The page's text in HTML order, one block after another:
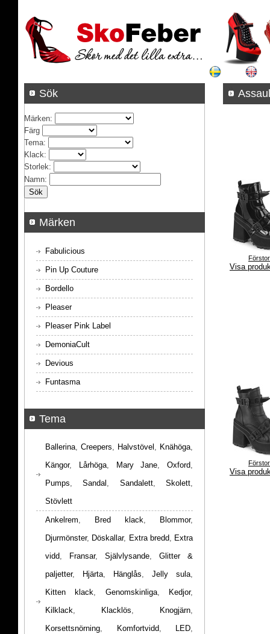
Visa
Visa
Sök
Märken:
Färg
Tema:
Klack:
Storlek:
Namn:
Märken
Fabulicious
Pin Up Couture
Bordello
Pleaser
Pleaser Pink Label
DemoniaCult
Devious
Funtasma
Tema
Ballerina, Creepers, Halvstövel , Knähöga,
Kängor, Lårhöga, Mary Jane, Oxford,
Pumps,Sandal , Sandalett,Skolett,
Stövlett
Ankelrem, Bred klack, Blommor,
Djurmönster, Döskallar, Extra bredd, Extra
vidd, Fransar, Självlysande, Glitter &
paljetter, Hjärta, Hänglås, Jelly sula,
Kitten klack, Genomskinliga, Kedjor,
Kilklack, Klacklös, Knogjärn,
Korsettsnörning, Komfortvidd, LED,